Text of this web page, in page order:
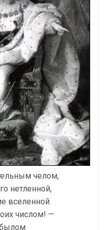
челом,
нетленной,
вселенной
числом! —